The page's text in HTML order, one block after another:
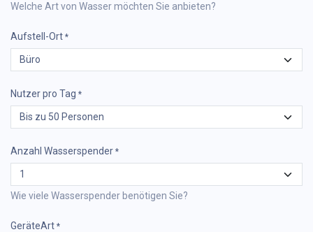
Welche Art von Wasser möchten Sie anbieten?
Aufstell-Ort *
Nutzer pro Tag *
Anzahl Wasserspender *
Wie viele Wasserspender benötigen Sie?
GeräteArt *